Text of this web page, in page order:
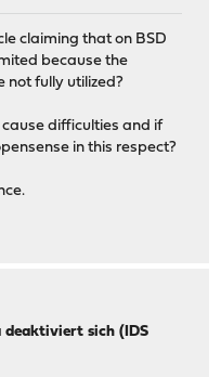
claiming that on BSD
because the
not fully utilized?
difficulties and if
in this respect?
deaktiviert sich (IDS